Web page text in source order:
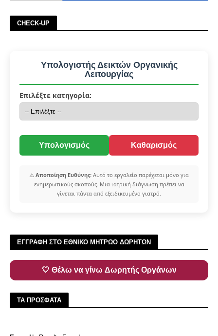
CHECK-UP
Υπολογιστής Δεικτών Οργανικής
Λειτουργίας
Επιλέξτε κατηγορία:
Υπολογισμός Καθαρισμός
⚠️ Αποποίηση Ευθύνης: Αυτό το εργαλείο παρέχεται μόνο για
ενημερωτικούς σκοπούς. Μια ιατρική διάγνωση πρέπει να
γίνεται πάντα από εξειδικευμένο γιατρό.
ΕΓΓΡΑΦΗ ΣΤΟ ΕΘΝΙΚΟ ΜΗΤΡΩΟ ΔΩΡΗΤΩΝ
🤍 Θέλω να γίνω Δωρητής Οργάνων
ΤΑ ΠΡΟΣΦΑΤΑ